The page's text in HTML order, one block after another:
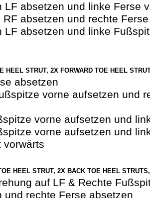
LF absetzen und linke Ferse
RF absetzen und rechte
LF absetzen und linke
HEEL STRUT, 2X FORWARD TOE HEEL
absetzen
vorne aufsetzen und
vorne aufsetzen und
vorne aufsetzen und
vorwärts
HEEL STRUT, 2X BACK TOE HEEL
auf LF & Rechte
und rechte Ferse absetzen